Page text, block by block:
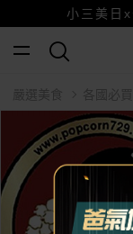
賺
小三美日
嚴選美食 各國必買